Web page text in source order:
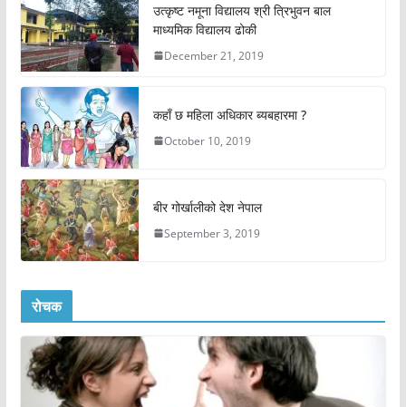
उत्कृष्ट नमूना विद्यालय श्री त्रिभुवन बाल
माध्यमिक विद्यालय ढोकी
December 21, 2019
कहाँ छ महिला अधिकार ब्यबहारमा ?
October 10, 2019
बीर गोर्खालीको देश नेपाल
September 3, 2019
रोचक